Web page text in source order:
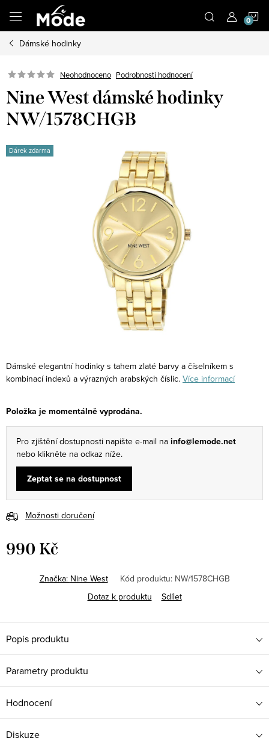
obsah
Dámské hodinky
Neohodnoceno Podrobnosti hodnocení
Nine West dámské hodinky
NW/1578CHGB
Dárek zdarma
Dámské elegantní hodinky s tahem zlaté barvy a číselníkem s
kombinací indexů a výrazných arabských číslic. Více informací
Položka je momentálně vyprodána.
Pro zjištění dostupnosti napište e-mail na info@lemode.net
nebo klikněte na odkaz níže.
Zeptat se na dostupnost
Možnosti doručení
990 Kč
Značka: Nine West Kód produktu: NW/1578CHGB
Dotaz k produktu
Sdílet
Popis produktu
Parametry produktu
Hodnocení
Diskuze